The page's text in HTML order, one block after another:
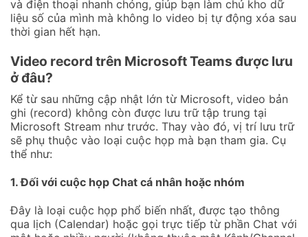
và điện thoại nhanh chóng, giúp bạn làm chủ kho dữ
liệu số của mình mà không lo video bị tự động xóa sau
thời gian hết hạn.
Video record trên Microsoft Teams được lưu
ở đâu?
Kể từ sau những cập nhật lớn từ Microsoft, video bản
ghi (record) không còn được lưu trữ tập trung tại
Microsoft Stream như trước. Thay vào đó, vị trí lưu trữ
sẽ phụ thuộc vào loại cuộc họp mà bạn tham gia. Cụ
thể như:
1. Đối với cuộc họp Chat cá nhân hoặc nhóm
Đây là loại cuộc họp phổ biến nhất, được tạo thông
qua lịch (Calendar) hoặc gọi trực tiếp từ phần Chat với